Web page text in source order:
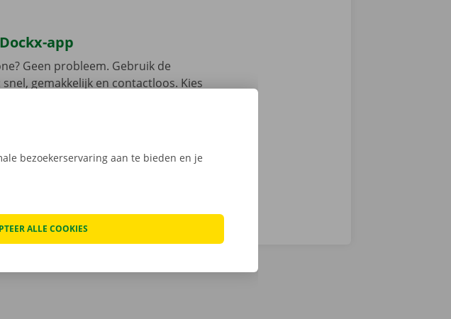
app
Geen probleem. Gebruik de
gemakkelijk en contactloos. Kies
eenvoudig met jouw digitale
bezoekerservaring aan te bieden en je
ALLE COOKIES